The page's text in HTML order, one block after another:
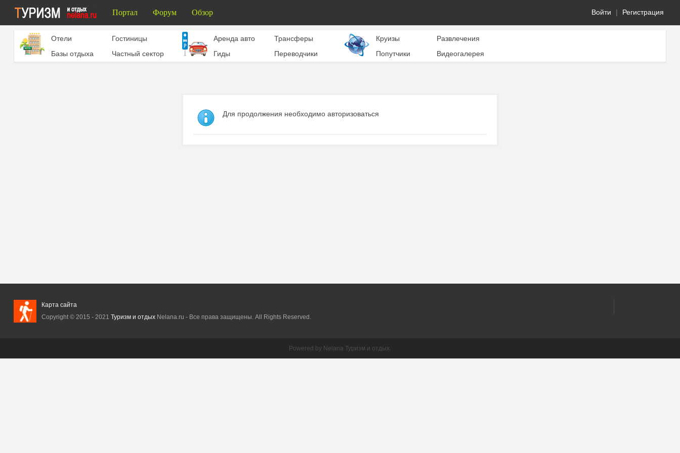
Войти | Регистрация
Портал Форум Обзор
Отели
Гостиницы
Базы отдыха
Частный сектор
Aренда авто
Трансферы
Гиды
Переводчики
Круизы
Развлечения
Попутчики
Видеогалерея
Для продолжения необходимо авторизоваться
Карта сайта
Copyright © 2015 - 2021 Туризм и отдыхNelana.ru - Все права защищены. All Rights Reserved.
Powered by Nelana Туризм и отдых.